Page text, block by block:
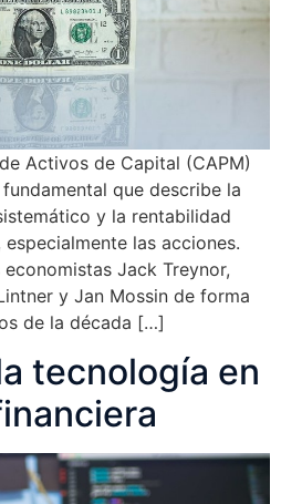
Activos de Capital (CAPM)
que describe la
y la rentabilidad
las acciones.
Jack Treynor,
y Jan Mossin de forma
de la década […]
tecnología en